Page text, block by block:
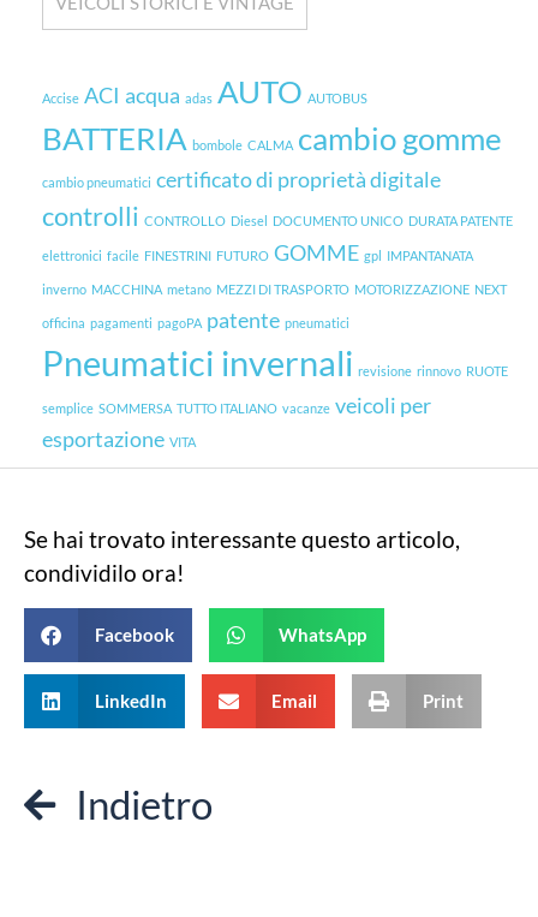
Accise ACI acqua adas AUTO AUTOBUS
BATTERIA bombole CALMA cambio gomme
cambio pneumatici certificato di proprietà digitale
controlli CONTROLLO Diesel DOCUMENTO UNICO DURATA PATENTE
elettronici facile FINESTRINI FUTURO GOMME gpl IMPANTANATA
inverno MACCHINA metano MEZZI DI TRASPORTO MOTORIZZAZIONE NEXT
officina pagamenti pagoPA patente pneumatici
Pneumatici invernali revisione rinnovo RUOTE
semplice SOMMERSA TUTTO ITALIANO vacanze veicoli per
esportazione VITA
Se hai trovato interessante questo articolo,
condividilo ora!
Facebook WhatsApp
LinkedIn Email Print
Indietro